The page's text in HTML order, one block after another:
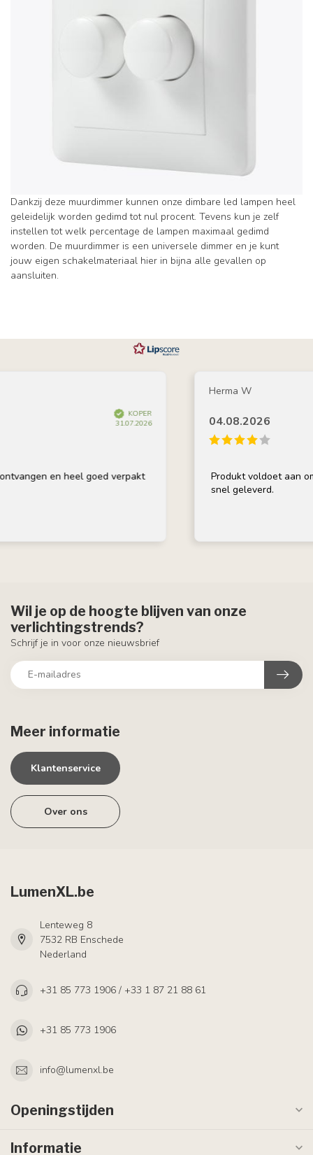
Dankzij deze muurdimmer kunnen onze dimbare led lampen heel
geleidelijk worden gedimd tot nul procent. Tevens kun je zelf
instellen tot welk percentage de lampen maximaal gedimd
worden. De muurdimmer is een universele dimmer en je kunt
jouw eigen schakelmateriaal hier in bijna alle gevallen op
aansluiten.
KOPER
31.07.2026
en heel goed verpakt
Herma W
04.08.2026
Produkt voldoet aan
snel geleverd.
Meer informatie
Klantenservice
Over ons
Wil je op de hoogte blijven van onze
verlichtingstrends?
Schrijf je in voor onze nieuwsbrief
LumenXL.be
Lenteweg 8
7532 RB Enschede
Nederland
+31 85 773 1906 / +33 1 87 21 88 61
+31 85 773 1906
info@lumenxl.be
Openingstijden
Informatie